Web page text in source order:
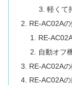
軽くて
RE-AC02A
RE-
自動オフ
RE-AC02A
RE-AC02A